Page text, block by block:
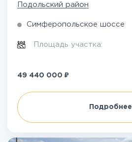
Подольский район
Симферопольское шоссе
Площадь участка:
49 440 000 ₽
Подробнее